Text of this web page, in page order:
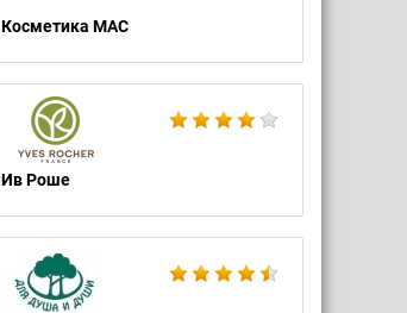
Косметика MAC
Ив Роше